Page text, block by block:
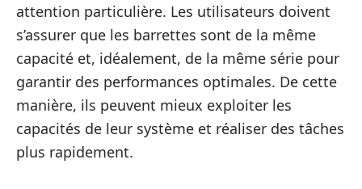
attention particulière. Les utilisateurs doivent
s’assurer que les barrettes sont de la même
capacité et, idéalement, de la même série pour
garantir des performances optimales. De cette
manière, ils peuvent mieux exploiter les
capacités de leur système et réaliser des tâches
plus rapidement.